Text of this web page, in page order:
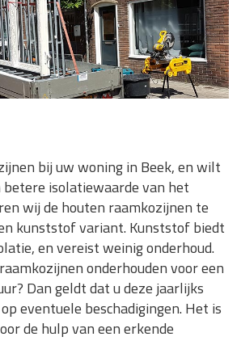
bij uw woning in Beek, en wilt
betere isolatiewaarde van het
wij de houten raamkozijnen te
kunststof variant. Kunststof biedt
en vereist weinig onderhoud.
onderhouden voor een
Dan geldt dat u deze jaarlijks
eventuele beschadigingen. Het is
de hulp van een erkende